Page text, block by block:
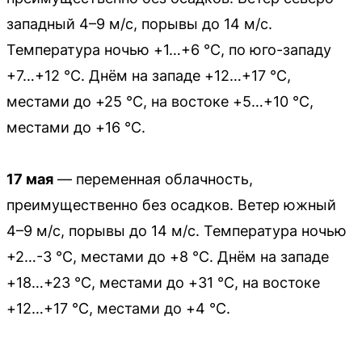
западный 4–9 м/с, порывы до 14 м/с.
Температура ночью +1…+6 °C, по юго-западу
+7…+12 °C. Днём на западе +12…+17 °C,
местами до +25 °C, на востоке +5…+10 °C,
местами до +16 °C.
17 мая — переменная облачность,
преимущественно без осадков. Ветер южный
4–9 м/с, порывы до 14 м/с. Температура ночью
+2…-3 °C, местами до +8 °C. Днём на западе
+18…+23 °C, местами до +31 °C, на востоке
+12…+17 °C, местами до +4 °C.